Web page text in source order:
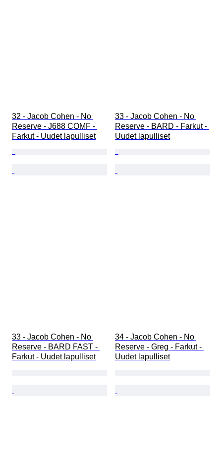
32 - Jacob Cohen - No
Reserve - J688 COMF -
Farkut - Uudet lapulliset
33 - Jacob Cohen - No
Reserve - BARD - Farkut -
Uudet lapulliset
33 - Jacob Cohen - No
Reserve - BARD FAST -
Farkut - Uudet lapulliset
34 - Jacob Cohen - No
Reserve - Greg - Farkut -
Uudet lapulliset